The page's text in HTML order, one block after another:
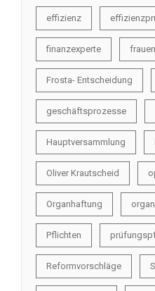
effizienz
finanzexperte
Frosta- Entscheidung
geschäftsprozesse
Hauptversammlung
Oliver Krautscheid
Organhaftung
Pflichten
Reformvorschläge